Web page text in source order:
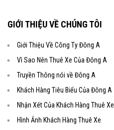
GIỚI THIỆU VỀ CHÚNG TÔI
Giới Thiệu Về Công Ty Đông A
Vì Sao Nên Thuê Xe Của Đông A
Truyền Thông nói về Đông A
Khách Hàng Tiêu Biểu Của Đông A
Nhận Xét Của Khách Hàng Thuê Xe
Hình Ảnh Khách Hàng Thuê Xe